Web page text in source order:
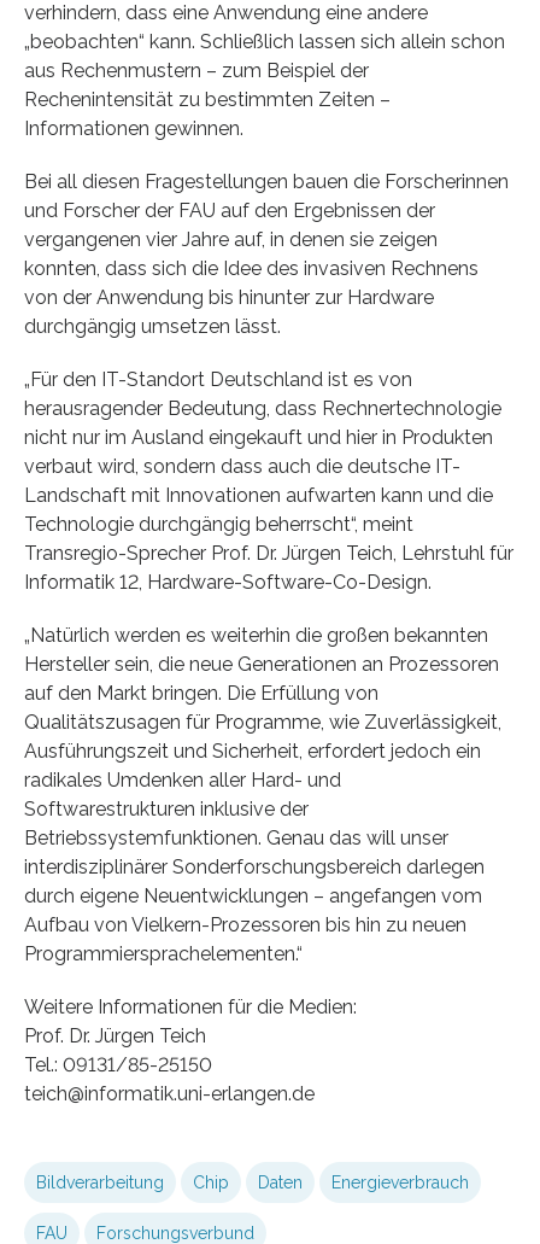
verhindern, dass eine Anwendung eine andere
„beobachten“ kann. Schließlich lassen sich allein schon
aus Rechenmustern – zum Beispiel der
Rechenintensität zu bestimmten Zeiten –
Informationen gewinnen.
Bei all diesen Fragestellungen bauen die Forscherinnen
und Forscher der FAU auf den Ergebnissen der
vergangenen vier Jahre auf, in denen sie zeigen
konnten, dass sich die Idee des invasiven Rechnens
von der Anwendung bis hinunter zur Hardware
durchgängig umsetzen lässt.
„Für den IT-Standort Deutschland ist es von
herausragender Bedeutung, dass Rechnertechnologie
nicht nur im Ausland eingekauft und hier in Produkten
verbaut wird, sondern dass auch die deutsche IT-
Landschaft mit Innovationen aufwarten kann und die
Technologie durchgängig beherrscht“, meint
Transregio-Sprecher Prof. Dr. Jürgen Teich, Lehrstuhl für
Informatik 12, Hardware-Software-Co-Design.
„Natürlich werden es weiterhin die großen bekannten
Hersteller sein, die neue Generationen an Prozessoren
auf den Markt bringen. Die Erfüllung von
Qualitätszusagen für Programme, wie Zuverlässigkeit,
Ausführungszeit und Sicherheit, erfordert jedoch ein
radikales Umdenken aller Hard- und
Softwarestrukturen inklusive der
Betriebssystemfunktionen. Genau das will unser
interdisziplinärer Sonderforschungsbereich darlegen
durch eigene Neuentwicklungen – angefangen vom
Aufbau von Vielkern-Prozessoren bis hin zu neuen
Programmiersprachelementen.“
Weitere Informationen für die Medien:
Prof. Dr. Jürgen Teich
Tel.: 09131/85-25150
teich@informatik.uni-erlangen.de
Bildverarbeitung Chip Daten Energieverbrauch
FAU Forschungsverbund